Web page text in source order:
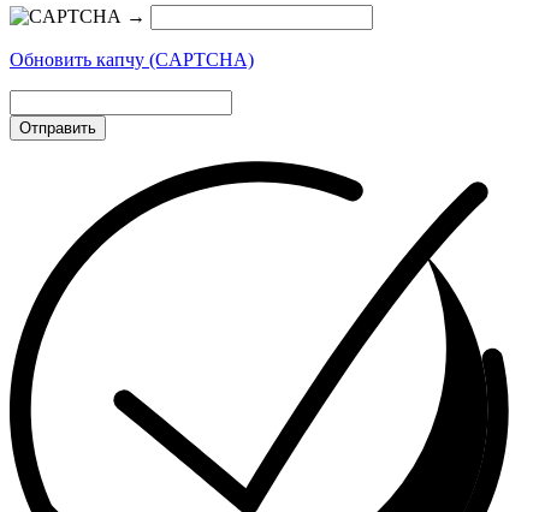
→
Обновить капчу (CAPTCHA)
Отправить